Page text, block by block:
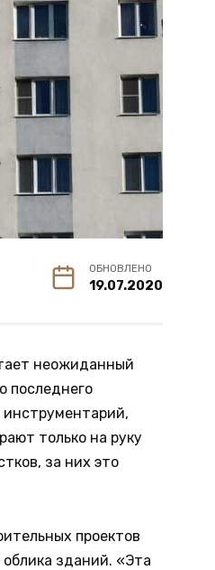
ОБНОВЛЕНО
19.07.2020
неожиданный
последнего
только на руку
за них это
проектов
зданий. «Эта